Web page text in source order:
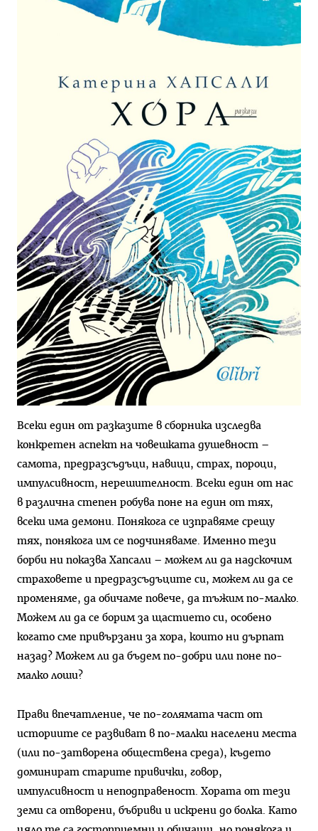
Всеки един от разказите в сборника изследва
конкретен аспект на човешката душевност –
самота, предразсъдъци, навици, страх, пороци,
импулсивност, нерешителност. Всеки един от нас
в различна степен робува поне на един от тях,
всеки има демони. Понякога се изправяме срещу
тях, понякога им се подчиняваме. Именно тези
борби ни показва Хапсали – можем ли да надскочим
страховете и предразсъдъците си, можем ли да се
променяме, да обичаме повече, да тъжим по-малко.
Можем ли да се борим за щастието си, особено
когато сме привързани за хора, които ни дърпат
назад? Можем ли да бъдем по-добри или поне по-
малко лоши?
Прави впечатление, че по-голямата част от
историите се развиват в по-малки населени места
(или по-затворена обществена среда), където
доминират старите привички, говор,
импулсивност и неподправеност. Хората от тези
земи са отворени, бъбриви и искрени до болка. Като